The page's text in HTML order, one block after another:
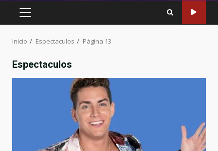
MENÚ
PRINCIPAL
Inicio Espectaculos Página 13
Espectaculos